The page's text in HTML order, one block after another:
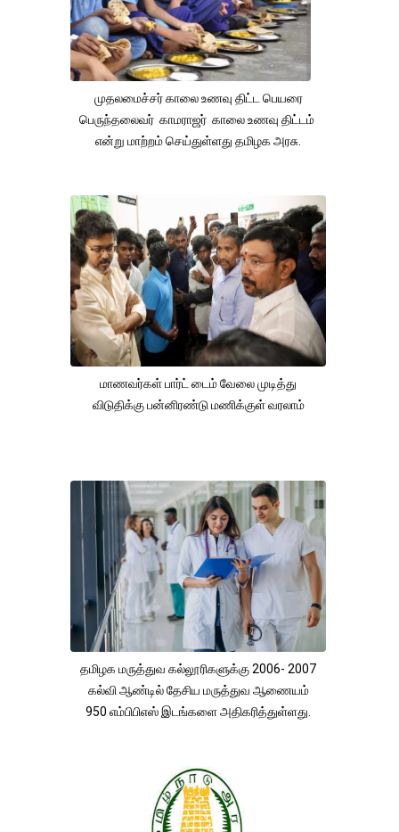
முதலமைச்சர் காலை உணவு திட்ட பெயரை
பெருந்தலைவர் காமராஜர் காலை உணவு திட்டம்
என்று மாற்றம் செய்துள்ளது தமிழக அரசு.
மாணவர்கள் பார்ட் டைம் வேலை முடித்து
விடுதிக்கு பன்னிரண்டு மணிக்குள் வரலாம்
தமிழக மருத்துவ கல்லூரிகளுக்கு 2006- 2007
கல்வி ஆண்டில் தேசிய மருத்துவ ஆணையம்
950 எம்பிபிஎஸ் இடங்களை அதிகரித்துள்ளது.